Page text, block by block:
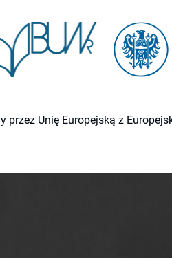
Unię Europejską z